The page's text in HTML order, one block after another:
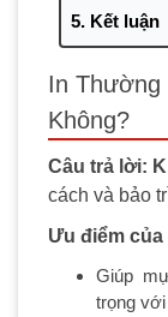
Kết luận
Liên hệ
In Thường
Không?
Câu trả lời:
cách và bảo
Ưu điểm
Giúp
trọng